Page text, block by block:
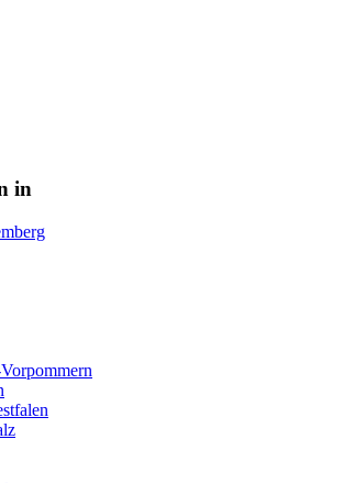
in